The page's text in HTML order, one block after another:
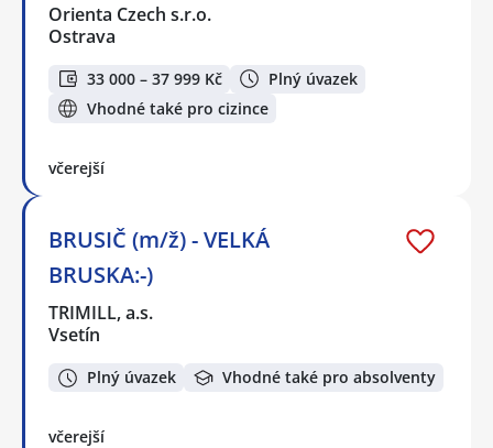
Orienta Czech s.r.o.
Ostrava
33 000 – 37 999 Kč
Plný úvazek
Vhodné také pro cizince
včerejší
BRUSIČ (m/ž) - VELKÁ
BRUSKA:-)
TRIMILL, a.s.
Vsetín
Plný úvazek Vhodné také pro absolventy
včerejší